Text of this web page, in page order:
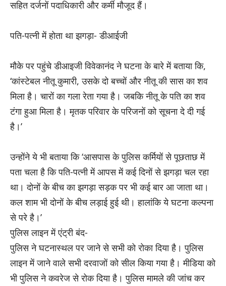
सहित दर्जनों पदाधिकारी और कर्मी मौजूद हैं।
पति-पत्नी में होता था झगड़ा- डीआईजी
मौके पर पहुंचे डीआइजी विवेकानंद ने घटना के बारे में बताया कि,
‘कांस्टेबल नीतू कुमारी, उसके दो बच्चों और नीतू की सास का शव
मिला है। चारों का गला रेता गया है। जबकि नीतू के पति का शव
टंगा हुआ मिला है। मृतक परिवार के परिजनों को सूचना दे दी गई
है।’
उन्होंने ये भी बताया कि ‘आसपास के पुलिस कर्मियों से पूछताछ में
पता चला है कि पति-पत्नी में आपस में कई दिनों से झगड़ा चल रहा
था। दोनों के बीच का झगड़ा सड़क पर भी कई बार आ जाता था।
कल शाम भी दोनों के बीच लड़ाई हुई थी। हालांकि ये घटना कल्पना
से परे है।’
पुलिस लाइन में एंट्री बंद-
पुलिस ने घटनास्थल पर जाने से सभी को रोका दिया है। पुलिस
लाइन में जाने वाले सभी दरवाजों को सील किया गया है। मीडिया को
भी पुलिस ने कवरेज से रोक दिया है। पुलिस मामले की जांच कर